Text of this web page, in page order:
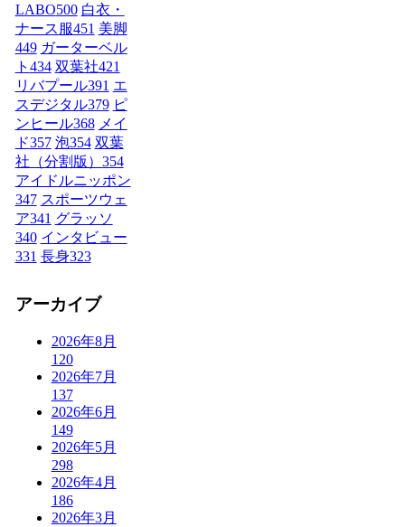
LABO500 白衣・
ナース服451 美脚
449 ガーターベル
ト 434 双葉社421
リバプール391 エ
スデジタル379 ピ
ンヒール368 メイ
ド357 泡354 双葉
社（分割版） 354
アイドルニッポン
347 スポーツウェ
ア341 グラッソ
340 インタビュー
331 長身323
アーカイブ
2026年8月
120
2026年7月
137
2026年6月
149
2026年5月
298
2026年4月
186
2026年3月